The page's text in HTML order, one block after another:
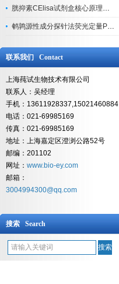
胱抑素CElisa试剂盒核心原理、产品特性与全流程操作规范详解
鹌鹑源性成分探针法荧光定量PCR试剂盒特惠来袭
联系我们 Contact
上海莼试生物技术有限公司
联系人：吴经理
手机：13611928337,15021460884
电话：021-69985169
传真：021-69985169
地址：上海嘉定区澄浏公路52号
邮编：201102
网址： www.bio-ey.com
邮箱：
3004994300@qq.com
搜索 Search